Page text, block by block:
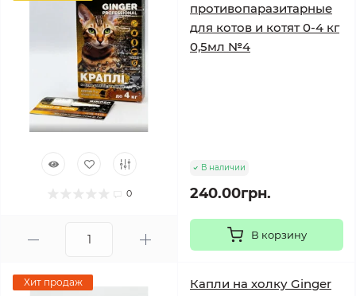
0
противопаразитарные
для котов и котят 0-4 кг
0,5мл №4
В наличии
240.00грн.
В корзину
Хит продаж
Капли на холку Ginger